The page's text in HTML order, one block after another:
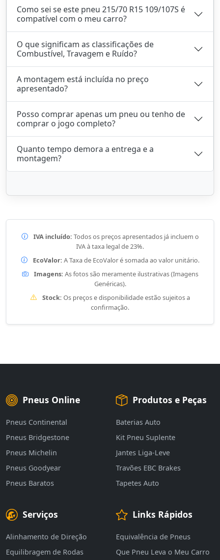
Como sei se este pneu 215/70 R15 109/107S é
compatível com o meu carro?
O que significam as classificações de
Combustível, Travagem e Ruído?
A montagem está incluída no preço
apresentado?
Posso comprar apenas um pneu ou tenho de
comprar o jogo completo?
Quanto tempo demora a entrega e a
montagem?
IVA incluído: Todos os preços apresentados já incluem o
IVA à taxa legal de 23%.
EcoValor: A Taxa de EcoValor é somada ao valor unitário.
Imagens: As fotos são meramente ilustrativas (Imagens
Genéricas).
Stock: Os preços e disponibilidade estão sujeitos a
confirmação.
Pneus Online
Pneus Continental
Pneus Bridgestone
Pneus Michelin
Pneus Goodyear
Pneus Baratos
Produtos e Peças
Baterias Auto
Kit Pneu Suplente
Jantes Liga-Leve
Travões EBC Brakes
Tapetes Auto
Serviços
Alinhamento de Direção
Equilibragem de Rodas
Links Rápidos
Equivalência de Pneus
Que Pneu Leva o Meu Carro